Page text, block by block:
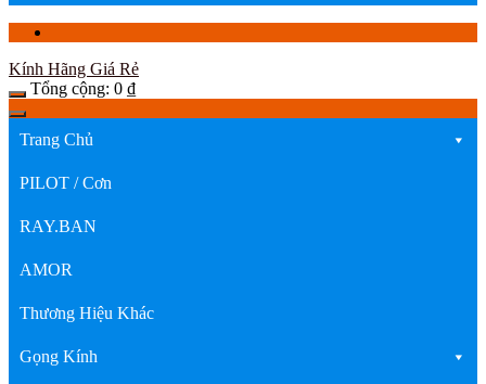
Kính Hãng Giá Rẻ
Tổng cộng: 0 ₫
Trang Chủ
PILOT / Cơn
RAY.BAN
AMOR
Thương Hiệu Khác
Gọng Kính